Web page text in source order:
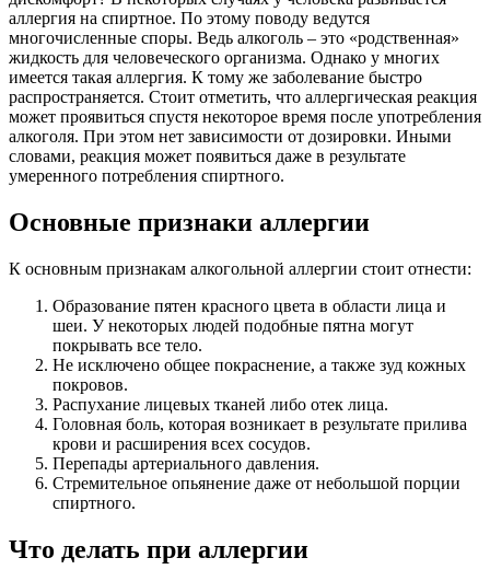
аллергия на спиртное. По этому поводу ведутся
многочисленные споры. Ведь алкоголь – это «родственная»
жидкость для человеческого организма. Однако у многих
имеется такая аллергия. К тому же заболевание быстро
распространяется. Стоит отметить, что аллергическая реакция
может проявиться спустя некоторое время после употребления
алкоголя. При этом нет зависимости от дозировки. Иными
словами, реакция может появиться даже в результате
умеренного потребления спиртного.
Основные признаки аллергии
К основным признакам алкогольной аллергии стоит отнести:
Образование пятен красного цвета в области лица и
шеи. У некоторых людей подобные пятна могут
покрывать все тело.
Не исключено общее покраснение, а также зуд кожных
покровов.
Распухание лицевых тканей либо отек лица.
Головная боль, которая возникает в результате прилива
крови и расширения всех сосудов.
Перепады артериального давления.
Стремительное опьянение даже от небольшой порции
спиртного.
Что делать при аллергии